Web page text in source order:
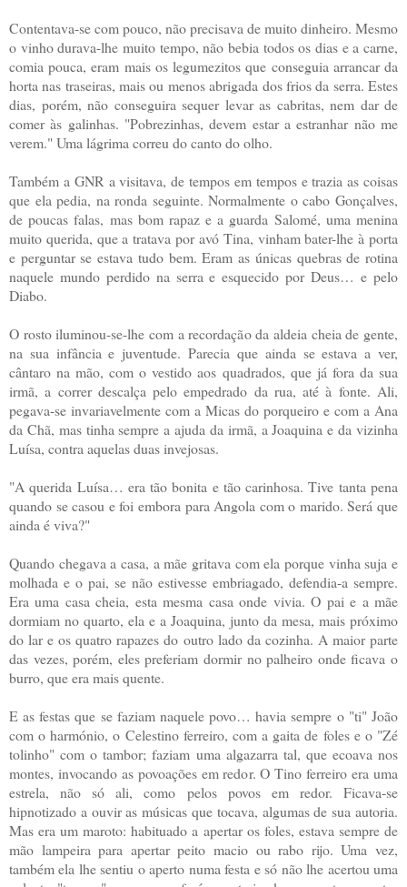
Contentava-se com pouco, não precisava de muito dinheiro. Mesmo
o vinho durava-lhe muito tempo, não bebia todos os dias e a carne,
comia pouca, eram mais os legumezitos que conseguia arrancar da
horta nas traseiras, mais ou menos abrigada dos frios da serra. Estes
dias, porém, não conseguira sequer levar as cabritas, nem dar de
comer às galinhas. "Pobrezinhas, devem estar a estranhar não me
verem." Uma lágrima correu do canto do olho.
Também a GNR a visitava, de tempos em tempos e trazia as coisas
que ela pedia, na ronda seguinte. Normalmente o cabo Gonçalves,
de poucas falas, mas bom rapaz e a guarda Salomé, uma menina
muito querida, que a tratava por avó Tina, vinham bater-lhe à porta
e perguntar se estava tudo bem. Eram as únicas quebras de rotina
naquele mundo perdido na serra e esquecido por Deus… e pelo
Diabo.
O rosto iluminou-se-lhe com a recordação da aldeia cheia de gente,
na sua infância e juventude. Parecia que ainda se estava a ver,
cântaro na mão, com o vestido aos quadrados, que já fora da sua
irmã, a correr descalça pelo empedrado da rua, até à fonte. Ali,
pegava-se invariavelmente com a Micas do porqueiro e com a Ana
da Chã, mas tinha sempre a ajuda da irmã, a Joaquina e da vizinha
Luísa, contra aquelas duas invejosas.
"A querida Luísa… era tão bonita e tão carinhosa. Tive tanta pena
quando se casou e foi embora para Angola com o marido. Será que
ainda é viva?"
Quando chegava a casa, a mãe gritava com ela porque vinha suja e
molhada e o pai, se não estivesse embriagado, defendia-a sempre.
Era uma casa cheia, esta mesma casa onde vivia. O pai e a mãe
dormiam no quarto, ela e a Joaquina, junto da mesa, mais próximo
do lar e os quatro rapazes do outro lado da cozinha. A maior parte
das vezes, porém, eles preferiam dormir no palheiro onde ficava o
burro, que era mais quente.
E as festas que se faziam naquele povo… havia sempre o "ti" João
com o harmónio, o Celestino ferreiro, com a gaita de foles e o "Zé
tolinho" com o tambor; faziam uma algazarra tal, que ecoava nos
montes, invocando as povoações em redor. O Tino ferreiro era uma
estrela, não só ali, como pelos povos em redor. Ficava-se
hipnotizado a ouvir as músicas que tocava, algumas de sua autoria.
Mas era um maroto: habituado a apertar os foles, estava sempre de
mão lampeira para apertar peito macio ou rabo rijo. Uma vez,
também ela lhe sentiu o aperto numa festa e só não lhe acertou uma